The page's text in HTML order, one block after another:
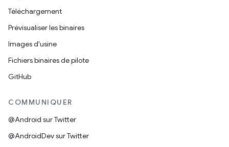
Téléchargement
Prévisualiser les binaires
Images d'usine
Fichiers binaires de pilote
GitHub
COMMUNIQUER
@Android sur Twitter
@AndroidDev sur Twitter